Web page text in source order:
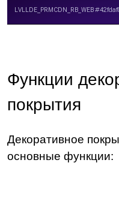
Функции
покрытия
Декоративное
основные функции: